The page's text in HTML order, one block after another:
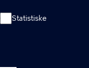
Statistiske